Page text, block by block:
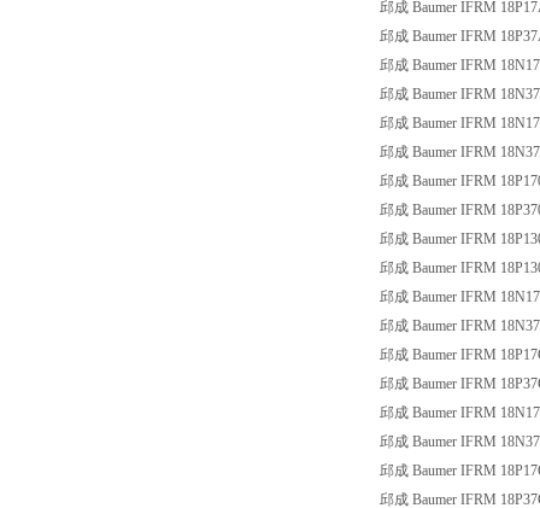
邱成 Baumer IFRM
邱成 Baumer IFRM
邱成 Baumer IFRM
邱成 Baumer IFRM
邱成 Baumer IFRM
邱成 Baumer IFRM
邱成 Baumer IFRM
邱成 Baumer IFRM
邱成 Baumer IFRM
邱成 Baumer IFRM
邱成 Baumer IFRM
邱成 Baumer IFRM
邱成 Baumer IFRM
邱成 Baumer IFRM
邱成 Baumer IFRM
邱成 Baumer IFRM
邱成 Baumer IFRM
邱成 Baumer IFRM